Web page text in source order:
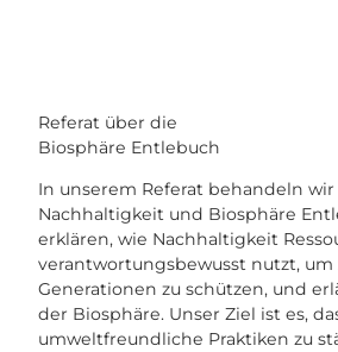
Referat über die
Biosphäre Entlebuch
In unserem Referat behandeln
Nachhaltigkeit und Biosphäre
erklären, wie Nachhaltigkeit
verantwortungsbewusst nutzt,
Generationen zu schützen, und
der Biosphäre. Unser Ziel ist es,
umweltfreundliche Praktiken zu